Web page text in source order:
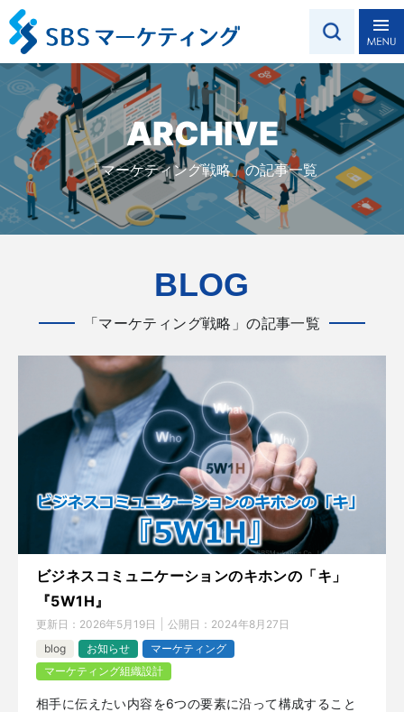
ARCHIVE
「マーケティング戦略」の記事一覧
BLOG
「マーケティング戦略」の記事一覧
ビジネスコミュニケーションのキホンの「キ」
『5W1H』
更新日： 2026年5月19日 公開日： 2024年8月27日
blog
お知らせ
マーケティング
マーケティング組織設計
相手に伝えたい内容を6つの要素に沿って構成すること